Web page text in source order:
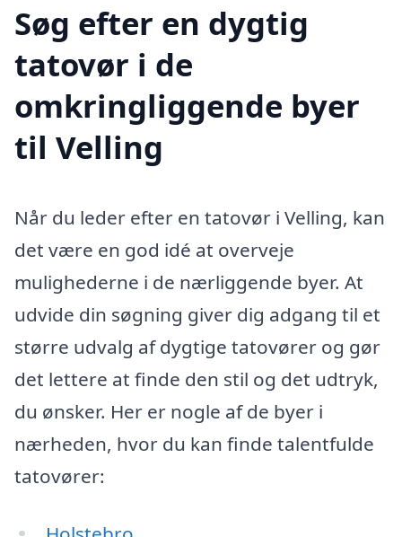
Søg efter en dygtig
tatovør i de
omkringliggende byer
til Velling
Når du leder efter en tatovør i Velling, kan
det være en god idé at overveje
mulighederne i de nærliggende byer. At
udvide din søgning giver dig adgang til et
større udvalg af dygtige tatovører og gør
det lettere at finde den stil og det udtryk,
du ønsker. Her er nogle af de byer i
nærheden, hvor du kan finde talentfulde
tatovører: